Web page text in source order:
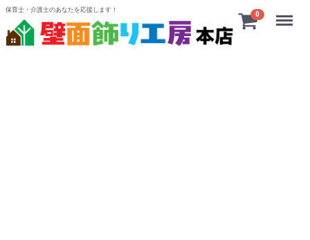
保育士・介護士のあなたを応援します！
0 Menu